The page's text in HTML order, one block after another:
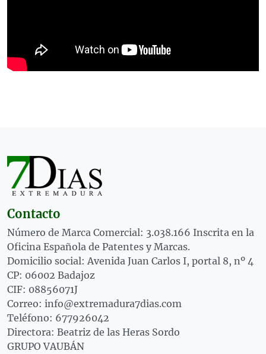
Contacto
Número de Marca Comercial: 3.038.166 Inscrita en la
Oficina Española de Patentes y Marcas.
Domicilio social: Avenida Juan Carlos I, portal 8, nº 4
CP: 06002 Badajoz
CIF: 08856071J
Correo: info@extremadura7dias.com
Teléfono: 677926042
Directora: Beatriz de las Heras Sordo
GRUPO VAUBÁN